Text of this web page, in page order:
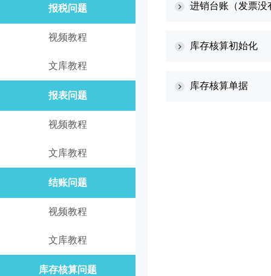
报税问题
视频教程
文库教程
报表问题
视频教程
文库教程
结账问题
视频教程
文库教程
库存核算问题
进销台账（发票没
库存核算初始化
库存核算单据